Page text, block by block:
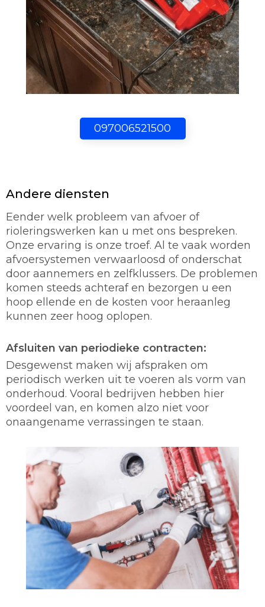
097006521500
Andere diensten
Eender welk probleem van afvoer of
rioleringswerken kan u met ons bespreken.
Onze ervaring is onze troef. Al te vaak worden
afvoersystemen verwaarloosd of onderschat
door aannemers en zelfklussers. De problemen
komen steeds achteraf en bezorgen u een
hoop ellende en de kosten voor heraanleg
kunnen zeer hoog oplopen.
Afsluiten van periodieke contracten:
Desgewenst maken wij afspraken om
periodisch werken uit te voeren als vorm van
onderhoud. Vooral bedrijven hebben hier
voordeel van, en komen alzo niet voor
onaangename verrassingen te staan.